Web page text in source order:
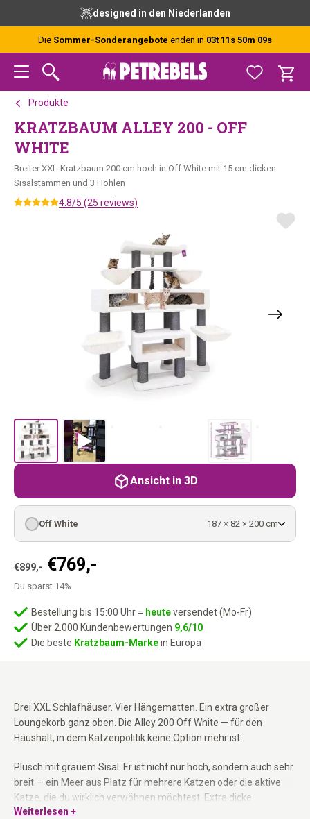
content
designed in den Niederlanden
Die Sommer-Sonderangebote enden in 03t 11s 50m 08s
Produkte
KRATZBAUM ALLEY 200 - OFF
WHITE
Breiter XXL-Kratzbaum 200 cm hoch in Off White mit 15 cm dicken
Sisalstämmen und 3 Höhlen
4.8/5 (25 reviews)
Drei XXL Schlafhäuser. Vier Hängematten. Ein extra großer
Loungekorb ganz oben. Die Alley 200 Off White — für den
Haushalt, in dem Katzenpolitik keine Option mehr ist.
Plüsch mit grauem Sisal. Er ist nicht nur hoch, sondern auch sehr
breit — ein Meer aus Platz für mehrere Katzen oder die aktive
Katze, die du wirklich verwöhnen möchtest. Extra dicke
Bodenplatten und langlebige Materialien machen ihn
Weiterlesen +
€899,- Ursprünglicher
Preis
€899,-
€769,-
€769,-.
Du sparst 14%
Off White 187 × 82 × 200 cm
Bestellung bis 15:00 Uhr = heuteversendet (Mo-Fr)
Über 2.000 Kundenbewertungen 9,6/10
Die beste Kratzbaum-Markein Europa
Ansicht in 3D